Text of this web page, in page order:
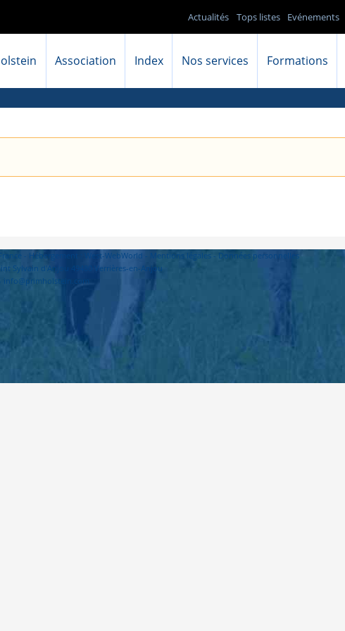
Evénements
Tops listes
Actualités
Association Index Nos services Formations
- Hébergement : West-WebWorld - Mentions légales- Données personnelles
Sylvain d'Anjou 49480 Verrières-en-Anjou
info@primholstein.com